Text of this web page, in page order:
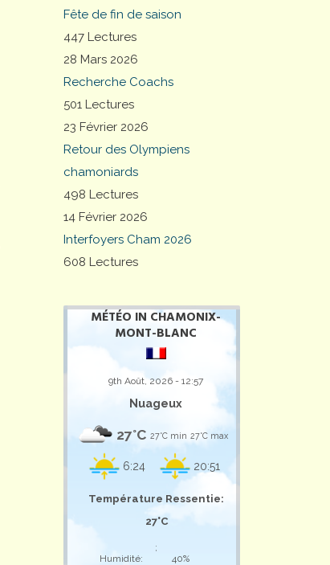
Fête de fin de saison
447 Lectures
28 Mars 2026
Recherche Coachs
501 Lectures
23 Février 2026
Retour des Olympiens
chamoniards
498 Lectures
14 Février 2026
Interfoyers Cham 2026
608 Lectures
MÉTÉO IN CHAMONIX-
MONT-BLANC
9th Août, 2026 - 12:57
Nuageux
27°C 27°C min 27°C max
6:24 20:51
Température Ressentie:
27°C
;
Humidité:
40%